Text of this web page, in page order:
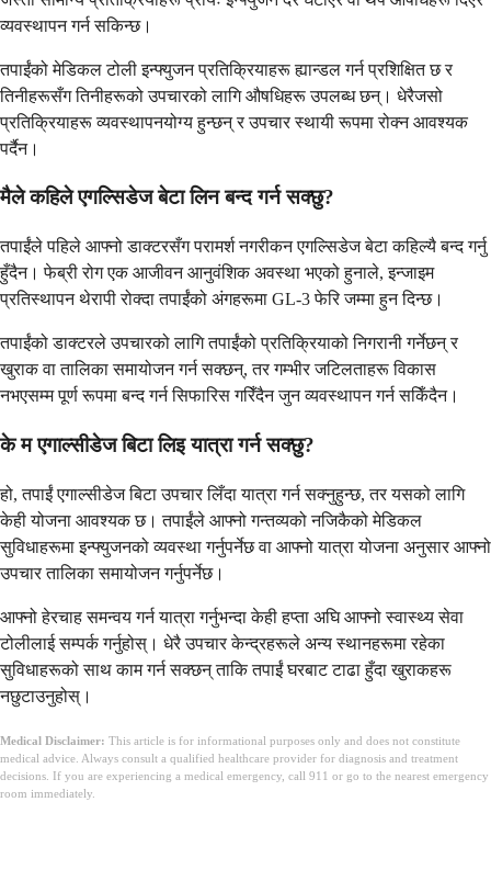
व्यवस्थापन गर्न सकिन्छ।
तपाईंको मेडिकल टोली इन्फ्युजन प्रतिक्रियाहरू ह्यान्डल गर्न प्रशिक्षित छ र
तिनीहरूसँग तिनीहरूको उपचारको लागि औषधिहरू उपलब्ध छन्। धेरैजसो
प्रतिक्रियाहरू व्यवस्थापनयोग्य हुन्छन् र उपचार स्थायी रूपमा रोक्न आवश्यक
पर्दैन।
मैले कहिले एगल्सिडेज बेटा लिन बन्द गर्न सक्छु?
तपाईंले पहिले आफ्नो डाक्टरसँग परामर्श नगरीकन एगल्सिडेज बेटा कहिल्यै बन्द गर्नु
हुँदैन। फेब्री रोग एक आजीवन आनुवंशिक अवस्था भएको हुनाले, इन्जाइम
प्रतिस्थापन थेरापी रोक्दा तपाईंको अंगहरूमा GL-3 फेरि जम्मा हुन दिन्छ।
तपाईंको डाक्टरले उपचारको लागि तपाईंको प्रतिक्रियाको निगरानी गर्नेछन् र
खुराक वा तालिका समायोजन गर्न सक्छन्, तर गम्भीर जटिलताहरू विकास
नभएसम्म पूर्ण रूपमा बन्द गर्न सिफारिस गरिँदैन जुन व्यवस्थापन गर्न सकिँदैन।
के म एगाल्सीडेज बिटा लिइ यात्रा गर्न सक्छु?
हो, तपाईं एगाल्सीडेज बिटा उपचार लिँदा यात्रा गर्न सक्नुहुन्छ, तर यसको लागि
केही योजना आवश्यक छ। तपाईंले आफ्नो गन्तव्यको नजिकैको मेडिकल
सुविधाहरूमा इन्फ्युजनको व्यवस्था गर्नुपर्नेछ वा आफ्नो यात्रा योजना अनुसार आफ्नो
उपचार तालिका समायोजन गर्नुपर्नेछ।
आफ्नो हेरचाह समन्वय गर्न यात्रा गर्नुभन्दा केही हप्ता अघि आफ्नो स्वास्थ्य सेवा
टोलीलाई सम्पर्क गर्नुहोस्। धेरै उपचार केन्द्रहरूले अन्य स्थानहरूमा रहेका
सुविधाहरूको साथ काम गर्न सक्छन् ताकि तपाईं घरबाट टाढा हुँदा खुराकहरू
नछुटाउनुहोस्।
Medical Disclaimer: This article is for informational purposes only and does not constitute
medical advice. Always consult a qualified healthcare provider for diagnosis and treatment
decisions. If you are experiencing a medical emergency, call 911 or go to the nearest emergency
room immediately.